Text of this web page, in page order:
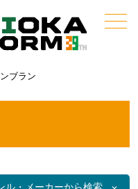
メニュー
ブラン